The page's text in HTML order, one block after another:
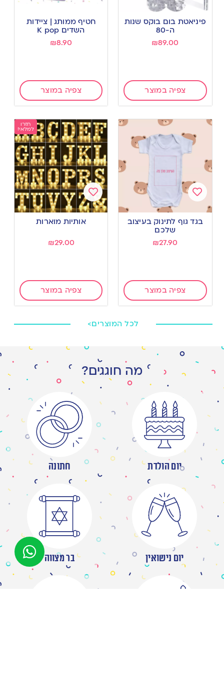
Add
to
wishlist
פיניאטת בום בוקס שנות
ה-80
₪89.00
צפיה במוצר
wishlist
חטיף ממותג | ציידות
השדים K pop
₪8.90
צפיה במוצר
to
wishlist
בגד גוף לתינוק בעיצוב
שלכם
₪27.90
צפיה במוצר
חזרו
למלאי!
Add
wishlist
אותיות מוארות
₪29.00
צפיה במוצר
לכל המוצרים>
מה חוגגים?
יום הולדת חתונה
יום נישואין בר מצווה